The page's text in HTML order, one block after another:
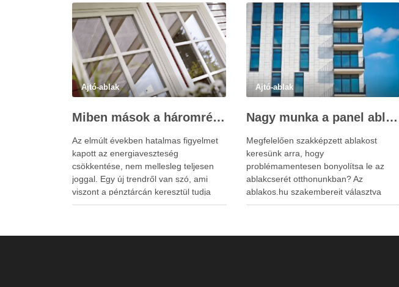
Ajtó-ablak
Miben mások a háromrétegű ablakok?
Az elmúlt években hatalmas figyelmet
kapott az energiaveszteség
csökkentése, nem mellesleg teljesen
joggal. Egy új trendről van szó, ami
viszont a pénztárcán keresztül tudja
éreztetni lényegesen a hatását. Az
Ajtó-ablak
Nagy munka a panel ablakcsere
Megfelelően szakképzett ablakost
keresünk arra, hogy
problémamentesen bonyolítsa le az
ablakcserét otthonunkban? Az
ablakos.hu szakembereit választva
mindent egy helyen meg tudunk oldani,